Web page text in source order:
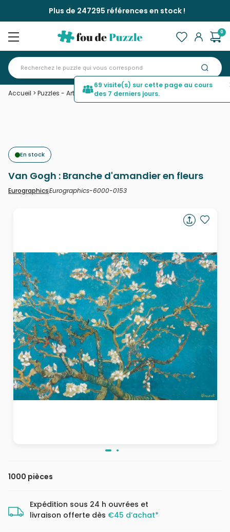
Plus de 247295 références en stock !
0
Accueil > Puzzles - Art Van Gogh : Branche d'amandier en fleurs
En stock
Van Gogh : Branche d'amandier en fleurs
EurographicsEurographics-6000-0153
1000 pièces
Expédition sous 24 h ouvrées et
livraison offerte dès €45 d’achat*
69 visite(s) sur cette page au cours
des 7 derniers jours.